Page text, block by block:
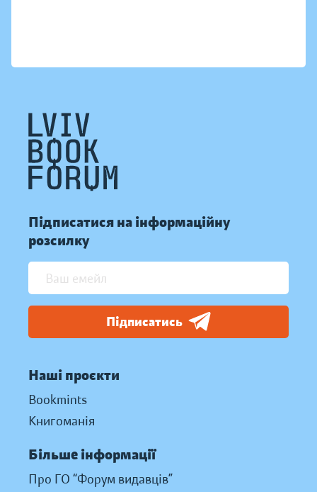
Підписатися на інформаційну
розсилку
Підписатись
Наші проєкти
Bookmints
Книгоманія
Більше інформації
Про ГО “Форум видавців”